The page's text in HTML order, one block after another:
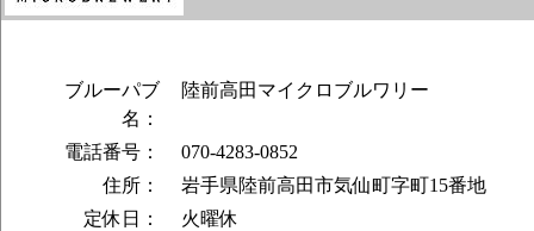
ブルーパブ
名：
陸前高田マイクロブルワリー
電話番号：
070-4283-0852
住所：
岩手県陸前高田市気仙町字町15番地
定休日：
火曜休